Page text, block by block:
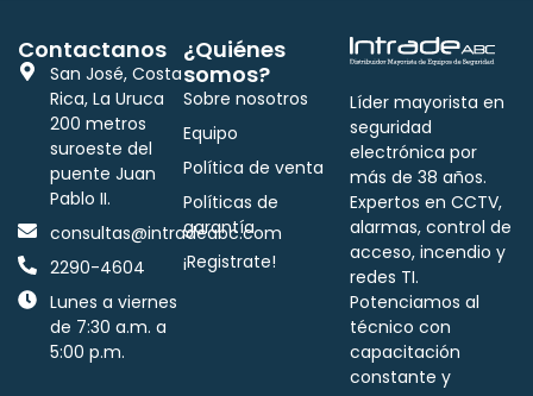
Líder mayorista en
seguridad
electrónica por
más de 38 años.
Expertos en CCTV,
alarmas, control de
acceso, incendio y
redes TI.
Potenciamos al
técnico con
capacitación
constante y
¿Quiénes
somos?
Sobre nosotros
Equipo
Política de venta
Políticas de
garantía
¡Registrate!
Contactanos
San José, Costa
Rica, La Uruca
200 metros
suroeste del
puente Juan
Pablo II.
consultas@intradeabc.com
2290-4604
Lunes a viernes
de 7:30 a.m. a
5:00 p.m.